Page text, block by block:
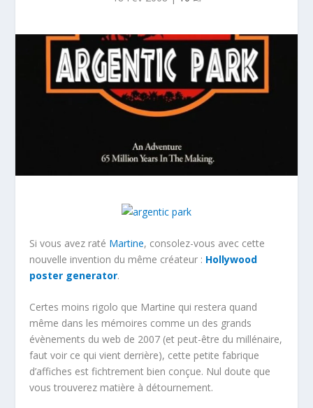
Si vous avez raté Martine, consolez-vous avec cette
nouvelle invention du même créateur : Hollywood
poster generator.
Certes moins rigolo que Martine qui restera quand
même dans les mémoires comme un des grands
évènements du web de 2007 (et peut-être du millénaire,
faut voir ce qui vient derrière), cette petite fabrique
d’affiches est fichtrement bien conçue. Nul doute que
vous trouverez matière à détournement.